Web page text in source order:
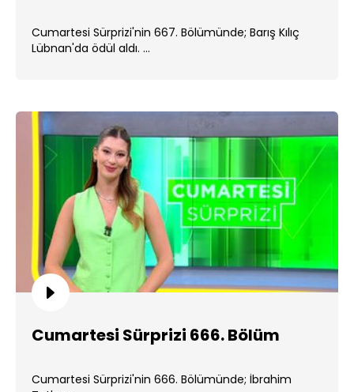
Cumartesi Sürprizi'nin 667. Bölümünde; Barış Kılıç
Lübnan'da ödül aldı. ...
Cumartesi Sürprizi 666. Bölüm
Cumartesi Sürprizi'nin 666. Bölümünde; İbrahim